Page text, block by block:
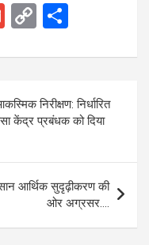
G
ail
C
py
Li
n
ar
e
निरीक्षण: निर्धारित
केंद्र प्रबंधक को दिया
आर्थिक सुदृढ़ीकरण की
ओर अग्रसर….